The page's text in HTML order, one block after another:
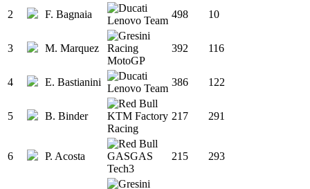
2 F. Bagnaia 498 10
3 M. Marquez 392 116
4 E. Bastianini 386 122
5 B. Binder 217 291
6 P. Acosta 215 293